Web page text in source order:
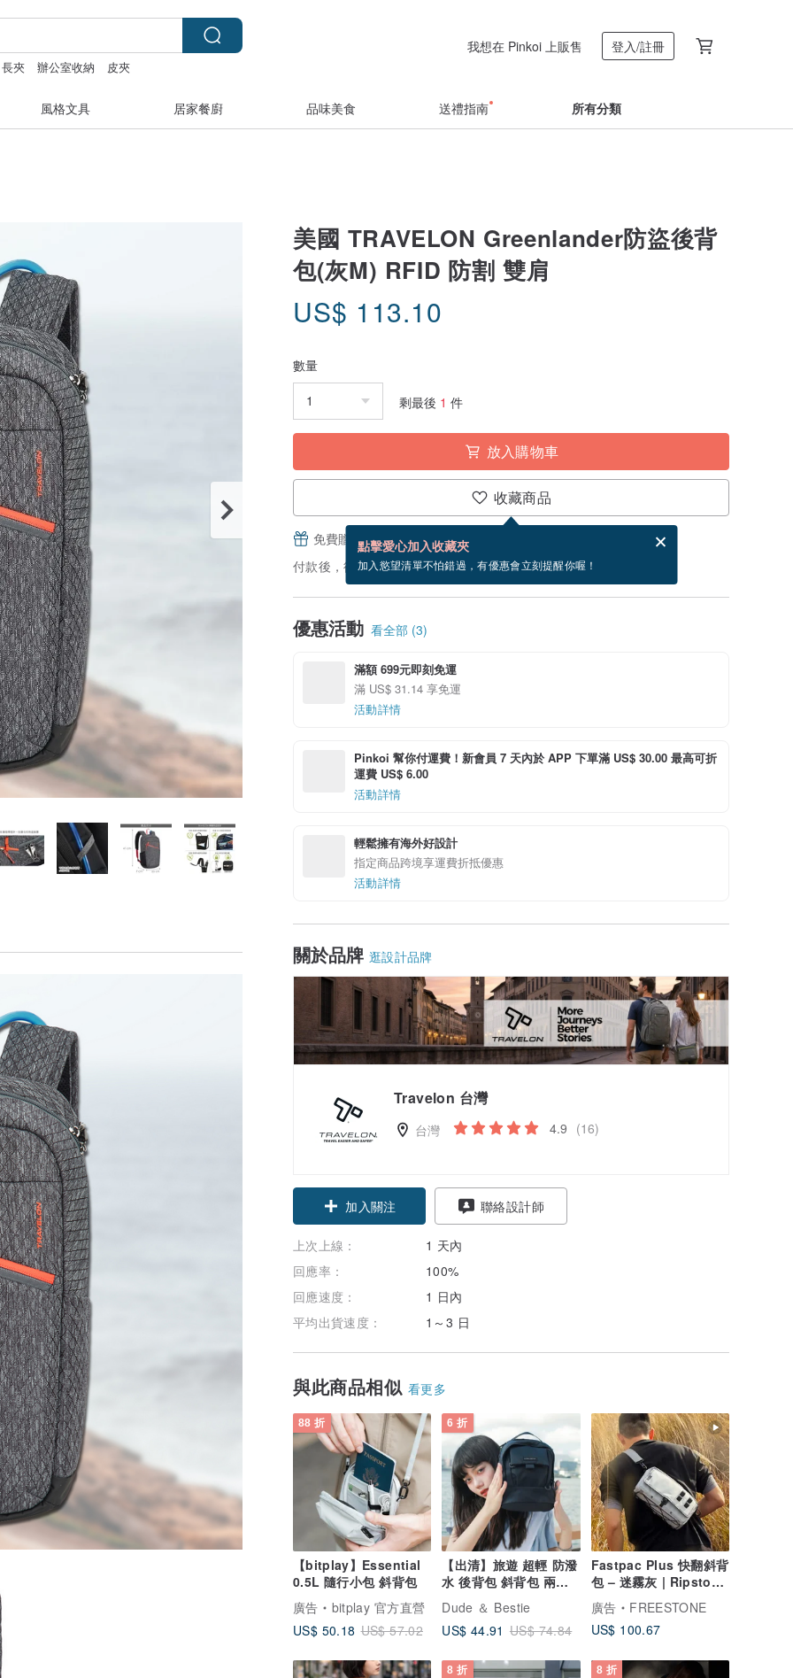
長夾 辦公室收納 皮夾
我想在 Pinkoi 上販售 登入/註冊
風格文具 居家餐廚 品味美食 送禮指南 所有分類
美國 TRAVELON Greenlander防盜後背
包(灰M) RFID 防割 雙肩
US$ 113.10
數量
剩最後 1 件
放入購物車
收藏商品
點擊愛心加入收藏夾
加入慾望清單不怕錯過，有優惠會立刻提醒你喔！
免費贈送電子賀卡，結帳完成後填寫
付款後，從備貨到寄出商品為 2 個工作天。（不包含假日）
優惠活動 看全部 (3)
滿額 699元即刻免運
滿 US$ 31.14 享免運
活動詳情
Pinkoi 幫你付運費！新會員 7 天內於 APP 下單滿 US$ 30.00 最高可折
運費 US$ 6.00
活動詳情
輕鬆擁有海外好設計
指定商品跨境享運費折抵優惠
活動詳情
關於品牌 逛設計品牌
Travelon 台灣
台灣 4.9 (16)
加入關注 聯絡設計師
上次上線：
1 天內
回應率：
100%
回應速度：
1 日內
平均出貨速度：
1～3 日
與此商品相似 看更多
88 折
【bitplay】Essential
0.5L 隨行小包 斜背包
廣告
bitplay 官方直營
US$ 50.18 US$ 57.02
6 折
【出清】旅遊 超輕 防潑
水 後背包 斜背包 兩用
包 親子裝 女生
Dude ＆ Bestie
US$ 44.91 US$ 74.84
Fastpac Plus 快翻斜背
包 – 迷霧灰 | Ripstop
DWR防潑水 斜肩包
廣告
FREESTONE
US$ 100.67
8 折 8 折